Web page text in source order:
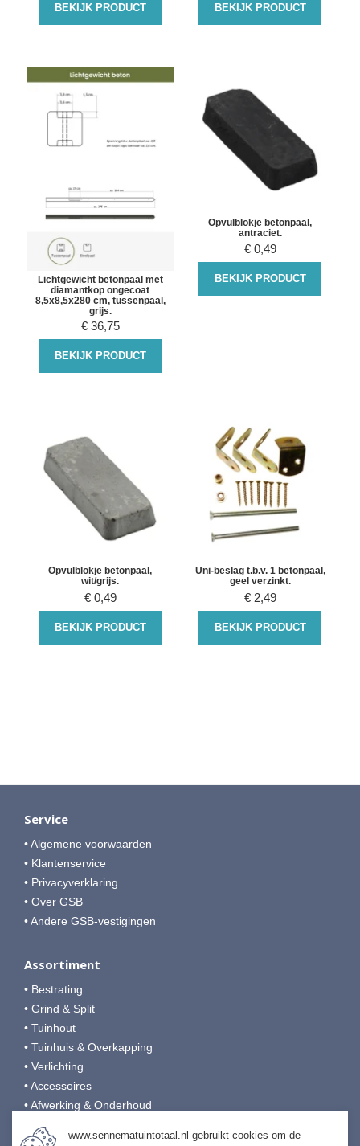
BEKIJK PRODUCT BEKIJK PRODUCT
Lichtgewicht betonpaal met
diamantkop ongecoat
8,5x8,5x280 cm, tussenpaal,
grijs.
€ 36,75
BEKIJK PRODUCT
Opvulblokje betonpaal,
antraciet.
€ 0,49
BEKIJK PRODUCT
Opvulblokje betonpaal,
wit/grijs.
€ 0,49
BEKIJK PRODUCT
Uni-beslag t.b.v. 1 betonpaal,
geel verzinkt.
€ 2,49
BEKIJK PRODUCT
Service
• Algemene voorwaarden
• Klantenservice
• Privacyverklaring
• Over GSB
• Andere GSB-vestigingen
Assortiment
• Bestrating
• Grind & Split
• Tuinhout
• Tuinhuis & Overkapping
• Verlichting
• Accessoires
• Afwerking & Onderhoud
www.sennematuintotaal.nl gebruikt cookies om de